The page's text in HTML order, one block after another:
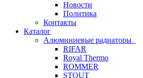
Новости
Политика
Контакты
Каталог
Алюминиевые радиаторы
RIFAR
Royal Thermo
ROMMER
STOUT